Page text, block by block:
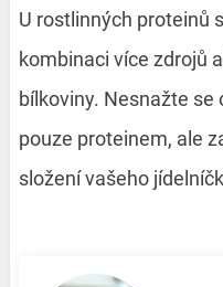
U rostlinných proteinů
kombinaci více zdrojů
bílkoviny. Nesnažte
pouze proteinem, ale
složení vašeho